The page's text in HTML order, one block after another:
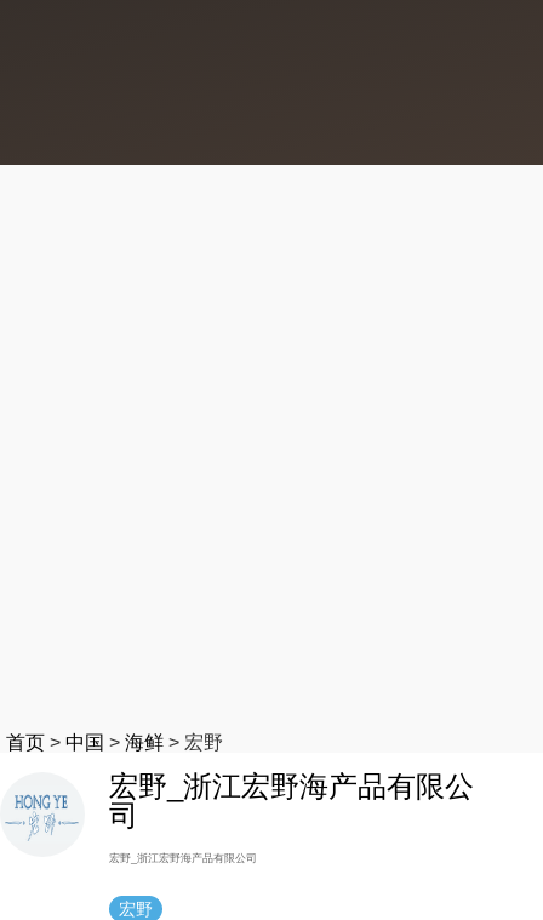
首页 > 中国 > 海鲜 > 宏野
宏野_浙江宏野海产品有限公
司
宏野_浙江宏野海产品有限公司
宏野